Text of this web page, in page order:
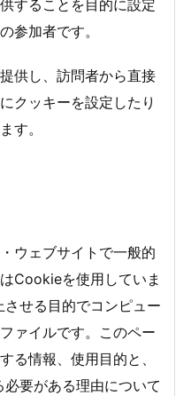
することを目的に設定
参加者です。
供し、訪問者から直接
クッキーを設定したり
す。
ウェブサイトで一般的
Сооkіеを使用していま
せる目的でコンピュー
ァイルです。このペー
る情報、使用目的と、
要がある理由について